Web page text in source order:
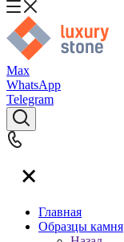
Max
WhatsApp
Telegram
Главная
Образцы камня